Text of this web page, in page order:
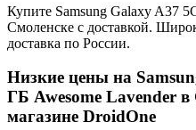
Купите Samsung Galaxy A37
Смоленске с доставкой.
доставка по России.
Низкие цены на
ГБ Awesome Lavender в
магазине DroidOne